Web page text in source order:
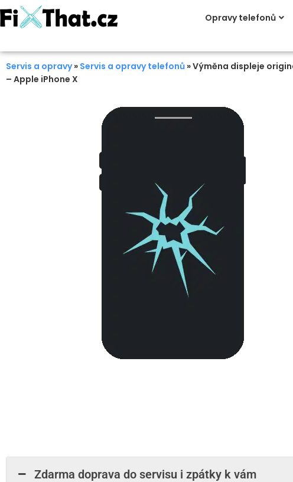
Opravy telefonů
Servis a opravy» Servis a opravy telefonů »Výměna displeje
– Apple iPhone X
Zdarma doprava do servisu i zpátky k vám